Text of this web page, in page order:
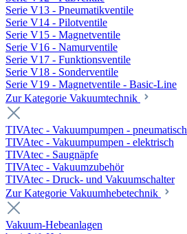
Serie V13 - Pneumatikventile
Serie V14 - Pilotventile
Serie V15 - Magnetventile
Serie V16 - Namurventile
Serie V17 - Funktionsventile
Serie V18 - Sonderventile
Serie V19 - Magnetventile - Basic-Line
Zur Kategorie Vakuumtechnik
TIVAtec - Vakuumpumpen - pneumatisch
TIVAtec - Vakuumpumpen - elektrisch
TIVAtec - Saugnäpfe
TIVAtec - Vakuumzubehör
TIVAtec - Druck- und Vakuumschalter
Zur Kategorie Vakuumhebetechnik
Vakuum-Hebeanlagen